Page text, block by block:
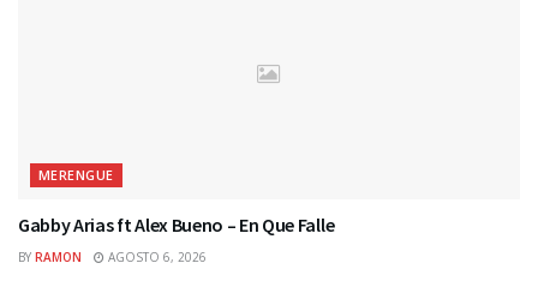
MERENGUE
Gabby Arias ft Alex Bueno – En Que Falle
BY RAMON AGOSTO 6, 2026